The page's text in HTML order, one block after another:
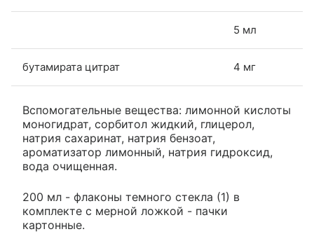
5 мл
бутамирата цитрат 4 мг
Вспомогательные вещества: лимонной кислоты
моногидрат, сорбитол жидкий, глицерол,
натрия сахаринат, натрия бензоат,
ароматизатор лимонный, натрия гидроксид,
вода очищенная.
200 мл - флаконы темного стекла (1) в
комплекте с мерной ложкой - пачки
картонные.